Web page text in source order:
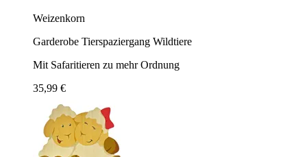
Weizenkorn
Garderobe Tierspaziergang Wildtiere
Mit Safaritieren zu mehr Ordnung
35,99 €